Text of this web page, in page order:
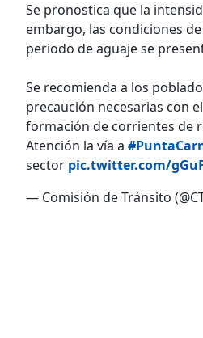
Se pronostica que la
embargo, las condiciones
periodo de aguaje se
Se recomienda a los
precaución necesarias con
formación de corrientes de
Atención la vía a
sector pic.twitter.com/
— Comisión de Tránsito